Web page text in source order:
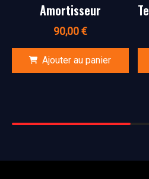
Amortisseur
90,00€
Ajouter au panier